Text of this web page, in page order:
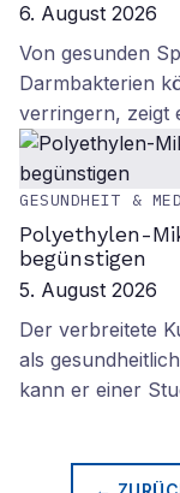
6. August 2026
Von gesunden
Darmbakterien
verringern, zeigt
GESUNDHEIT &
Polyethylen-
begünstigen
5. August 2026
Der verbreitete
als
kann er einer